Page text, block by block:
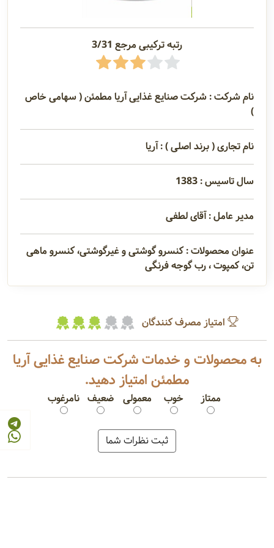
رتبه ترکیبی مرجع 3/31
نام شرکت : شرکت صنایع غذایی آریا مطمئن ( سهامی خاص
)
نام تجاری ( برند اصلی ) : آریا
سال تاسیس : 1383
مدیر عامل : آقای لطفی
عنوان محصولات : کنسرو گوشتی و غیرگوشتی، کنسرو ماهی
تن، کمپوت ، رب گوجه فرنگی
امتیاز مصرف کنندگان
به محصولات و خدمات شرکت صنایع غذایی آریا
مطمئن امتیاز دهید.
نامرغوب ضعیف معمولی خوب ممتاز